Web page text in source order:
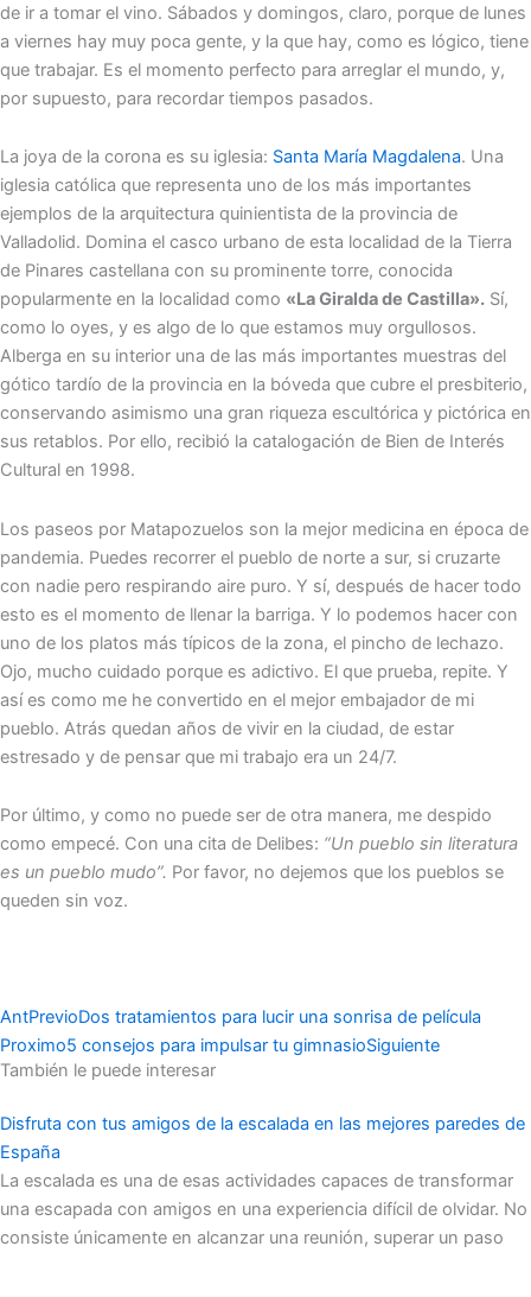
de ir a tomar el vino. Sábados y domingos, claro, porque de lunes
a viernes hay muy poca gente, y la que hay, como es lógico, tiene
que trabajar. Es el momento perfecto para arreglar el mundo, y,
por supuesto, para recordar tiempos pasados.
La joya de la corona es su iglesia: Santa María Magdalena. Una
iglesia católica que representa uno de los más importantes
ejemplos de la arquitectura quinientista de la provincia de
Valladolid. Domina el casco urbano de esta localidad de la Tierra
de Pinares castellana con su prominente torre, conocida
popularmente en la localidad como «La Giralda de Castilla». Sí,
como lo oyes, y es algo de lo que estamos muy orgullosos.
Alberga en su interior una de las más importantes muestras del
gótico tardío de la provincia en la bóveda que cubre el presbiterio,
conservando asimismo una gran riqueza escultórica y pictórica en
sus retablos. Por ello, recibió la catalogación de Bien de Interés
Cultural en 1998.
Los paseos por Matapozuelos son la mejor medicina en época de
pandemia. Puedes recorrer el pueblo de norte a sur, si cruzarte
con nadie pero respirando aire puro. Y sí, después de hacer todo
esto es el momento de llenar la barriga. Y lo podemos hacer con
uno de los platos más típicos de la zona, el pincho de lechazo.
Ojo, mucho cuidado porque es adictivo. El que prueba, repite. Y
así es como me he convertido en el mejor embajador de mi
pueblo. Atrás quedan años de vivir en la ciudad, de estar
estresado y de pensar que mi trabajo era un 24/7.
Por último, y como no puede ser de otra manera, me despido
como empecé. Con una cita de Delibes: “Un pueblo sin literatura
es un pueblo mudo”. Por favor, no dejemos que los pueblos se
queden sin voz.
AntPrevioDos tratamientos para lucir una sonrisa de película
Proximo5 consejos para impulsar tu gimnasioSiguiente
También le puede interesar
Disfruta con tus amigos de la escalada en las mejores paredes de
España
La escalada es una de esas actividades capaces de transformar
una escapada con amigos en una experiencia difícil de olvidar. No
consiste únicamente en alcanzar una reunión, superar un paso